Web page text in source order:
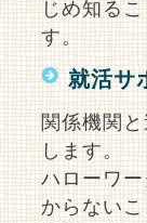
じめ知る
す。
就活サ
関係機関
します。
ハローワ
からない